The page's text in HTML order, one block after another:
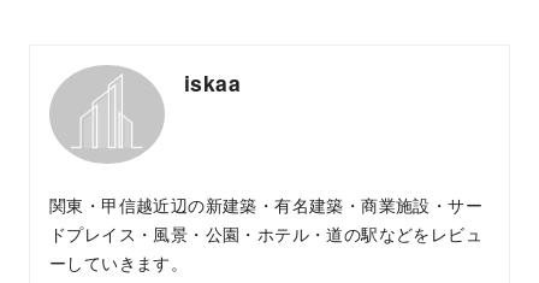
iskaa
関東・甲信越近辺の新建築・有名建築・商業施設・サー
ドプレイス・風景・公園・ホテル・道の駅などをレビュ
ーしていきます。